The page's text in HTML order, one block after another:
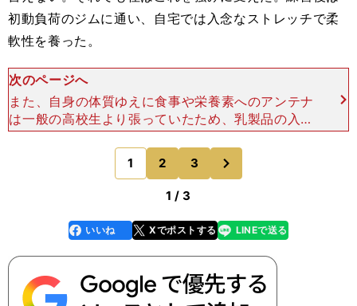
初動負荷のジムに通い、自宅では入念なストレッチで柔
軟性を養った。
次のページへ
また、自身の体質ゆえに食事や栄養素へのアンテナ
は一般の高校生より張っていたため、乳製品の入っ
ているプロテインではなくチキンバーや豆乳でタン
パク質などを積極的に摂取。トレーニングとともに
フィジカル強化の
1 2 3
1 / 3
faceboo
k
いいね Xでポストする
line LINEで送る